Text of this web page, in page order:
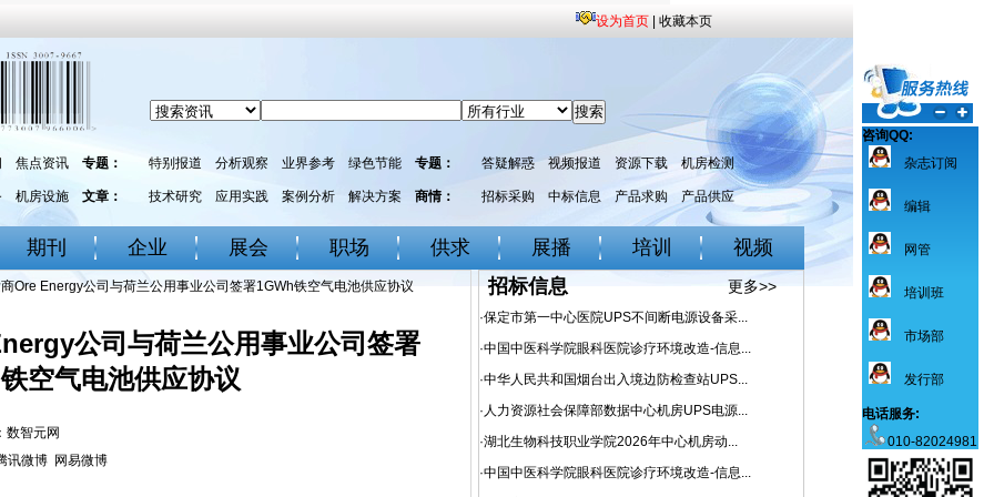
咨询QQ:
杂志订阅
编辑
网管
培训班
市场部
发行部
电话服务:
010-82024981
设为首页 收藏本页
焦点资讯 专题： 特别报道 分析观察 业界参考 绿色节能 专题： 答疑解惑 视频报道 资源下载 机房检测
机房设施 文章： 技术研究 应用实践 案例分析 解决方案 商情： 招标采购 中标信息 产品求购 产品供应
期刊 企业 展会 职场 供求 展播 培训 视频
Ore Energy公司与荷兰公用事业公司签署1GWh铁空气电池供应协议
公司与荷兰公用事业公司签署
空气电池供应协议
智元网
讯微博 网易微博
招标信息 更多>>
·保定市第一中心医院UPS不间断电源设备采...
·中国中医科学院眼科医院诊疗环境改造-信息...
·中华人民共和国烟台出入境边防检查站UPS...
· 人力资源社会保障部数据中心机房UPS电源...
·湖北生物科技职业学院2026年中心机房动...
·中国中医科学院眼科医院诊疗环境改造-信息...